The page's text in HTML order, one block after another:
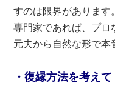
すのは限界があります。
専門家であれば、プロ
元夫から自然な形で本
・復縁方法を考えて